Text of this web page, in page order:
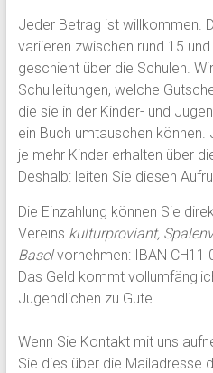
Jeder Betrag ist willkommen.
variieren zwischen rund 15
geschieht über die Schulen.
Schulleitungen, welche
die sie in der Kinder- und
ein Buch umtauschen
je mehr Kinder erhalten über
Deshalb: leiten Sie diesen
Die Einzahlung können Sie
Vereins kulturproviant,
Baselvornehmen: IBAN CH11
Das Geld kommt
Jugendlichen zu Gute.
Wenn Sie Kontakt mit uns
Sie dies über die Mailadresse